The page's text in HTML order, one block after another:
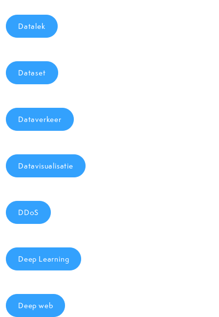
Datalek
Dataset
Dataverkeer
Datavisualisatie
DDoS
Deep Learning
Deep web